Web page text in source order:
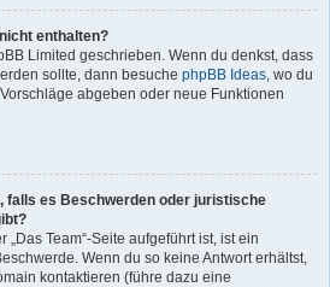
enthalten?
Limited geschrieben. Wenn du denkst, dass
sollte, dann besuche phpBB Ideas, wo du
abgeben oder neue Funktionen
falls es Beschwerden oder juristische
„Das Team“-Seite aufgeführt ist, ist ein
Wenn du so keine Antwort erhältst,
kontaktieren (führe dazu eine